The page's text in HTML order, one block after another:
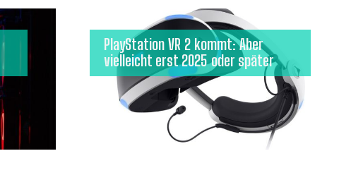
PlayStation VR 2 kommt: Aber
vielleicht erst 2025 oder später